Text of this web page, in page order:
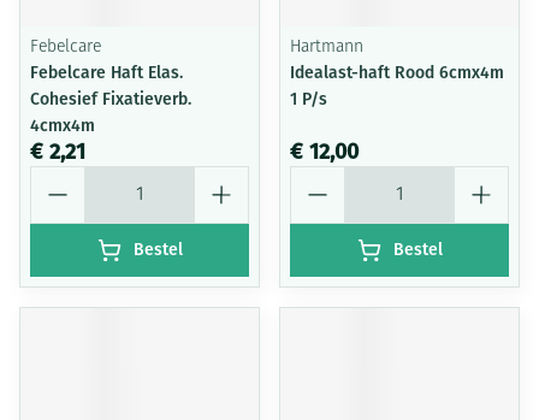
Febelcare
Febelcare Haft Elas.
Cohesief Fixatieverb.
4cmx4m
€ 2,21
Bestel
Hartmann
Idealast-haft Rood 6cmx4m
1 P/s
€ 12,00
Bestel